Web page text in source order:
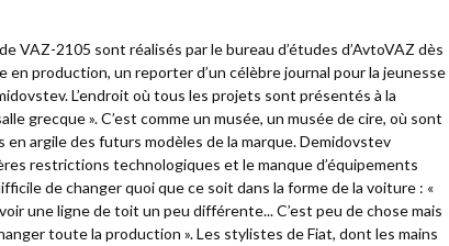
VAZ-2105 sont réalisés par le bureau d’études d’AvtoVAZ dès
en production, un reporter d’un célèbre journal pour la jeunesse
L’endroit où tous les projets sont présentés à la
grecque ». C’est comme un musée, un musée de cire, où sont
argile des futurs modèles de la marque. Demidovstev
restrictions technologiques et le manque d’équipements
de changer quoi que ce soit dans la forme de la voiture : «
une ligne de toit un peu différente... C’est peu de chose mais
toute la production ». Les stylistes de Fiat, dont les mains